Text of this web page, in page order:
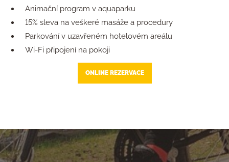
Animační program v aquaparku
15% sleva na veškeré masáže a procedury
Parkování v uzavřeném hotelovém areálu
Wi-Fi připojení na pokoji
ONLINE REZERVACE